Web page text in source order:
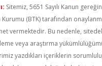
Sitemiz, 5651 Sayılı Kanun
(BTK) tarafından
vermektedir. Bu nedenle,
veya araştırma
yazdıkları içeriklerin